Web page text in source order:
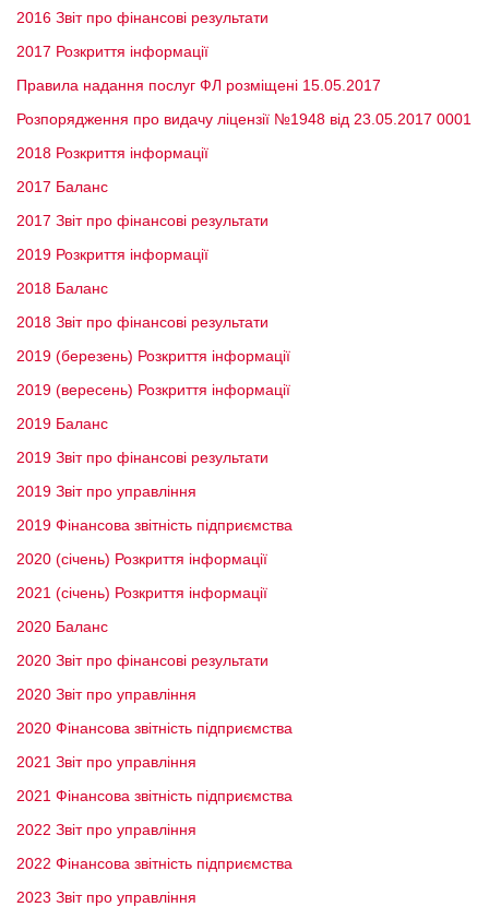
2016 Звіт про фінансові результати
2017 Розкриття інформації
Правила надання послуг ФЛ розміщені 15.05.2017
Розпорядження про видачу ліцензії №1948 від 23.05.2017 0001
2018 Розкриття інформації
2017 Баланс
2017 Звіт про фінансові результати
2019 Розкриття інформації
2018 Баланс
2018 Звіт про фінансові результати
2019 (березень) Розкриття інформації
2019 (вересень) Розкриття інформації
2019 Баланс
2019 Звіт про фінансові результати
2019 Звіт про управління
2019 Фінансова звітність підприємства
2020 (січень) Розкриття інформації
2021 (січень) Розкриття інформації
2020 Баланс
2020 Звіт про фінансові результати
2020 Звіт про управління
2020 Фінансова звітність підприємства
2021 Звіт про управління
2021 Фінансова звітність підприємства
2022 Звіт про управління
2022 Фінансова звітність підприємства
2023 Звіт про управління